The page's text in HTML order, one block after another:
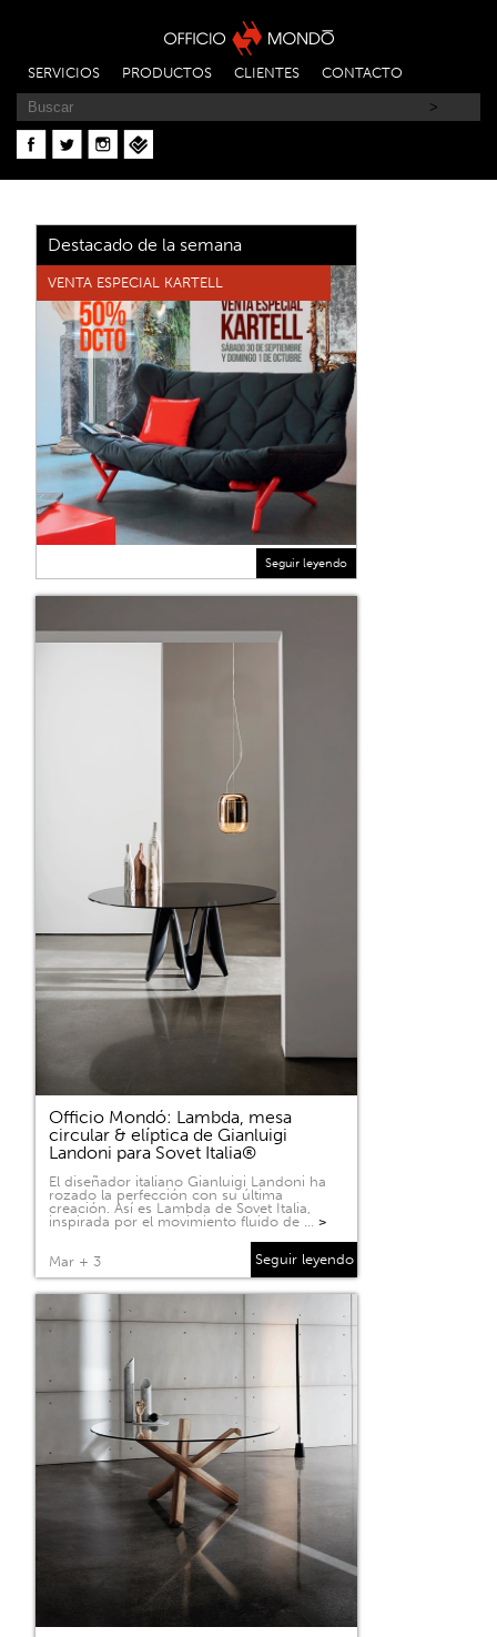
SERVICIOS PRODUCTOS CLIENTES CONTACTO
Destacado de la semana
VENTA ESPECIAL KARTELL
Seguir leyendo
Officio Mondó: Lambda, mesa
circular & elíptica de Gianluigi
Landoni para Sovet Italia®
El diseñador italiano Gianluigi Landoni ha
rozado la perfección con su última
creación. Así es Lambda de Sovet Italia,
inspirada por el movimiento fluido de … >
Mar + 3 Seguir leyendo